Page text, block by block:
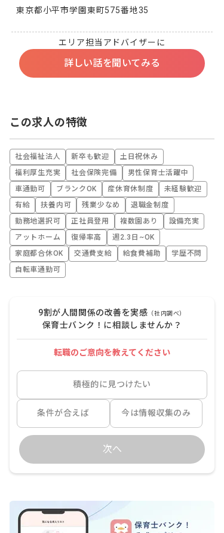
東京都小平市学園東町575番地35
エリア担当アドバイザーに
詳しい話を聞いてみる
この求人の特徴
社会福祉法人 新卒も歓迎
土日祝休み
福利厚生充実
社会保険完備
男性保育士活躍中
車通勤可
ブランクOK 産休育休制度
未経験歓迎
有給
扶養内可 残業少なめ
退職金制度
勤務地選択可
正社員登用 複数園あり
設備充実
アットホーム
復帰率高
週2.3日~OK
家庭都合休OK
交通費支給 給食費補助
学歴不問
自転車通勤可
9割が人間関係の改善を実感 （社内調べ）
保育士バンク！に相談しませんか？
転職のご意向を教えてください
積極的に見つけたい
条件が合えば 今は情報収集のみ
次へ